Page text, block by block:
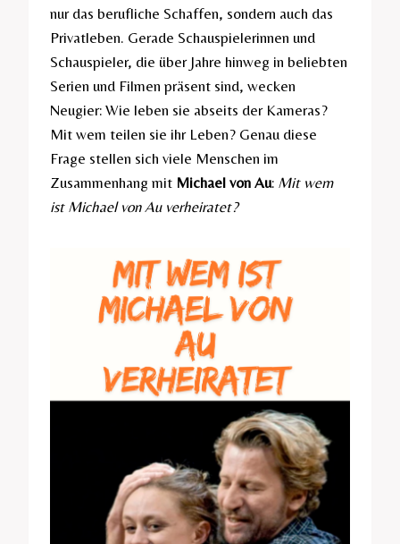
nur das berufliche Schaffen, sondern auch das
Privatleben. Gerade Schauspielerinnen und
Schauspieler, die über Jahre hinweg in beliebten
Serien und Filmen präsent sind, wecken
Neugier: Wie leben sie abseits der Kameras?
Mit wem teilen sie ihr Leben? Genau diese
Frage stellen sich viele Menschen im
Zusammenhang mit Michael von Au: Mit wem
ist Michael von Au verheiratet?